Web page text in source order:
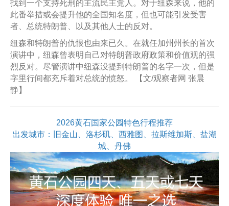
找到一个支持死刑的主流民主党人。对于纽森来说，他的
此番举措或会提升他的全国知名度，但也可能引发受害
者、总统特朗普、以及其他人士的反对。
纽森和特朗普的仇恨也由来已久。在就任加州州长的首次
演讲中，纽森曾表明自己对特朗普政府政策和价值观的强
烈反对。尽管演讲中纽森没提到特朗普的名字一次，但是
字里行间都充斥着对总统的愤怒。 【文/观察者网 张晨
静】
2026黄石国家公园特色行程推荐
出发城市：旧金山、洛杉矶、西雅图、拉斯维加斯、盐湖
城、丹佛